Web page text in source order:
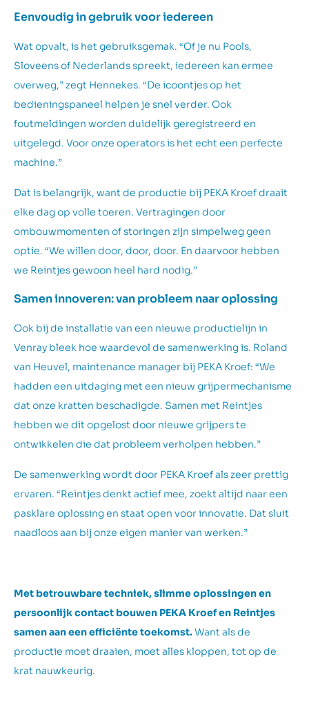
Eenvoudig in gebruik voor iedereen
Wat opvalt, is het gebruiksgemak. “Of je nu Pools,
Sloveens of Nederlands spreekt, iedereen kan ermee
overweg,” zegt Hennekes. “De icoontjes op het
bedieningspaneel helpen je snel verder. Ook
foutmeldingen worden duidelijk geregistreerd en
uitgelegd. Voor onze operators is het echt een perfecte
machine.”
Dat is belangrijk, want de productie bij PEKA Kroef draait
elke dag op volle toeren. Vertragingen door
ombouwmomenten of storingen zijn simpelweg geen
optie. “We willen door, door, door. En daarvoor hebben
we Reintjes gewoon heel hard nodig.”
Samen innoveren: van probleem naar oplossing
Ook bij de installatie van een nieuwe productielijn in
Venray bleek hoe waardevol de samenwerking is. Roland
van Heuvel, maintenance manager bij PEKA Kroef: “We
hadden een uitdaging met een nieuw grijpermechanisme
dat onze kratten beschadigde. Samen met Reintjes
hebben we dit opgelost door nieuwe grijpers te
ontwikkelen die dat probleem verholpen hebben.”
De samenwerking wordt door PEKA Kroef als zeer prettig
ervaren. “Reintjes denkt actief mee, zoekt altijd naar een
pasklare oplossing en staat open voor innovatie. Dat sluit
naadloos aan bij onze eigen manier van werken.”
Met betrouwbare techniek, slimme oplossingen en
persoonlijk contact bouwen PEKA Kroef en Reintjes
samen aan een efficiënte toekomst.Want als de
productie moet draaien, moet alles kloppen, tot op de
krat nauwkeurig.